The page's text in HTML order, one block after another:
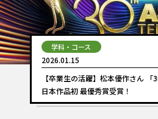
学科・コース
2026.01.15
【卒業生の活躍】松本優作さん
日本作品初 最優秀賞受賞！